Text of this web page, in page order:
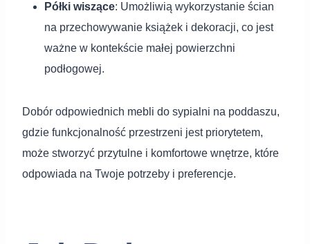
Półki wiszące: Umożliwią wykorzystanie ścian
na przechowywanie książek i dekoracji, co jest
ważne w kontekście małej powierzchni
podłogowej.
Dobór odpowiednich mebli do sypialni na poddaszu,
gdzie funkcjonalność przestrzeni jest priorytetem,
może stworzyć przytulne i komfortowe wnętrze, które
odpowiada na Twoje potrzeby i preferencje.